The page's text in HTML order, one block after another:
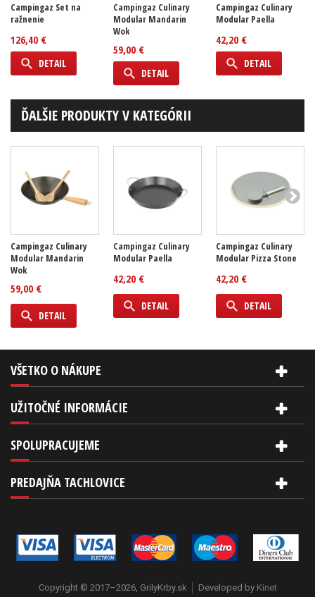
Campingaz Set na
ražnenie
126,40 €
DETAIL
Campingaz Culinary
Modular Mandarin
Wok
59,00 €
DETAIL
Campingaz Culinary
Modular Paella
42,20 €
DETAIL
ĎALŠIE PRODUKTY V KATEGÓRII
Campingaz Culinary
Modular Mandarin
Wok
59,00 €
DETAIL
Campingaz Culinary
Modular Paella
42,20 €
DETAIL
Campingaz Culinary
Modular Pizza Stone
42,20 €
DETAIL
VŠETKO O NÁKUPE
UŽITOČNÉ INFORMÁCIE
SPOLUPRACUJEME
PREDAJŇA TACHLOVICE
Copyright © 2017–2026, GrilyKrby.sk Developed by Kinet